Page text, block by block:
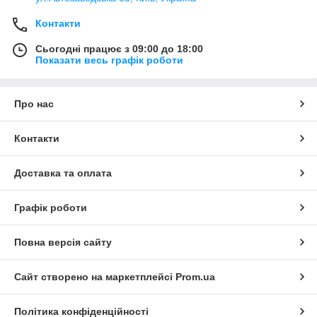
Контакти
Сьогодні працює з 09:00 до 18:00
Показати весь графік роботи
Про нас
Контакти
Доставка та оплата
Графік роботи
Повна версія сайту
Сайт створено на маркетплейсі Prom.ua
Політика конфіденційності